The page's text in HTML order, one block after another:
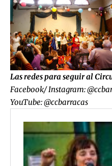
Las redes para seguir al
Facebook/ Instagram:
YouTube: @ccbarracas